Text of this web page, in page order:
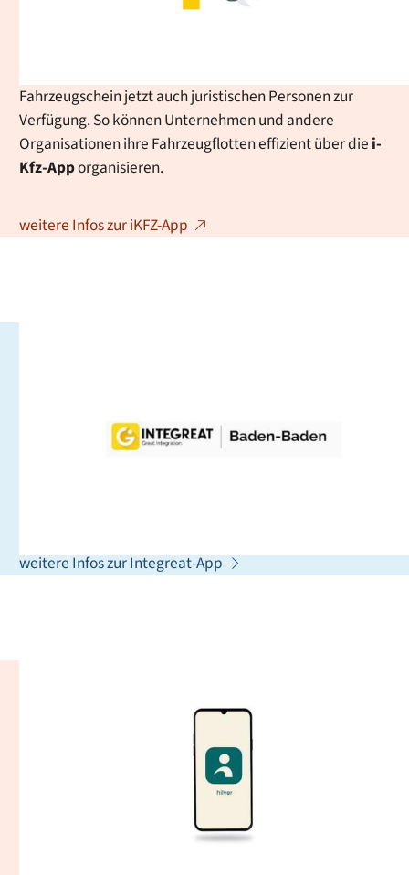
Fahrzeugschein jetzt auch juristischen Personen zur
Verfügung. So können Unternehmen und andere
Organisationen ihre Fahrzeugflotten effizient über die i-
Kfz-Apporganisieren.
weitere Infos zur iKFZ-App
Integreat ist ein Leitfaden, der Sie in Ihrem Alltag
unterstützt. Sie finden dort wichtige Adressen,
weitere Infos zur Integreat-App
Mit der hilver-App unterstützt die Stadt Baden-Baden
ältere und unterstützungsbedürftige Menschen dabei,
unkompliziert Hilfe im Alltag zu erhalten. Auf dieser Seite
erfahren Sie, wie die Vermittlung ehrenamtlicher